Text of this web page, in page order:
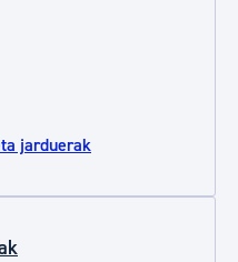
jarduerak